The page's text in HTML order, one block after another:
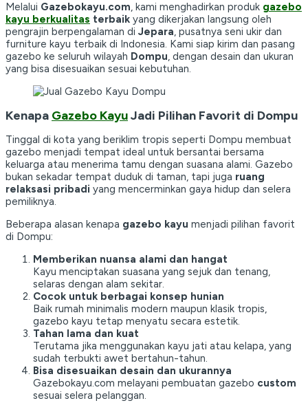
Melalui Gazebokayu.com, kami menghadirkan produk gazebo
kayu berkualitas terbaik yang dikerjakan langsung oleh
pengrajin berpengalaman di Jepara, pusatnya seni ukir dan
furniture kayu terbaik di Indonesia. Kami siap kirim dan pasang
gazebo ke seluruh wilayah Dompu, dengan desain dan ukuran
yang bisa disesuaikan sesuai kebutuhan.
Kenapa Gazebo KayuJadi Pilihan Favorit di Dompu
Tinggal di kota yang beriklim tropis seperti Dompu membuat
gazebo menjadi tempat ideal untuk bersantai bersama
keluarga atau menerima tamu dengan suasana alami. Gazebo
bukan sekadar tempat duduk di taman, tapi juga ruang
relaksasi pribadi yang mencerminkan gaya hidup dan selera
pemiliknya.
Beberapa alasan kenapa gazebo kayu menjadi pilihan favorit
di Dompu:
Memberikan nuansa alami dan hangat
Kayu menciptakan suasana yang sejuk dan tenang,
selaras dengan alam sekitar.
Cocok untuk berbagai konsep hunian
Baik rumah minimalis modern maupun klasik tropis,
gazebo kayu tetap menyatu secara estetik.
Tahan lama dan kuat
Terutama jika menggunakan kayu jati atau kelapa, yang
sudah terbukti awet bertahun-tahun.
Bisa disesuaikan desain dan ukurannya
Gazebokayu.com melayani pembuatan gazebo custom
sesuai selera pelanggan.